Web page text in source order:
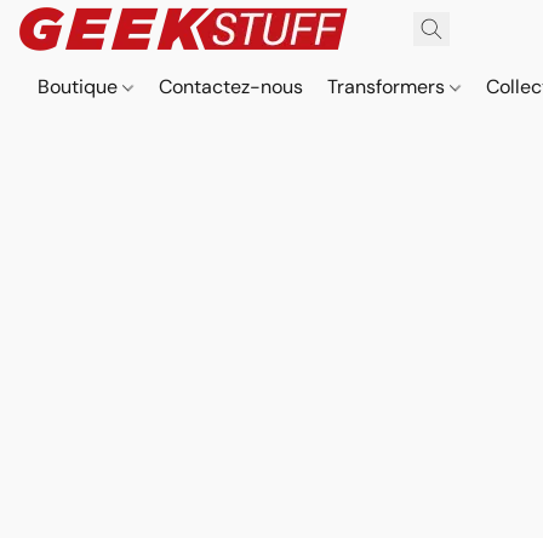
Boutique Contactez-nous Transformers